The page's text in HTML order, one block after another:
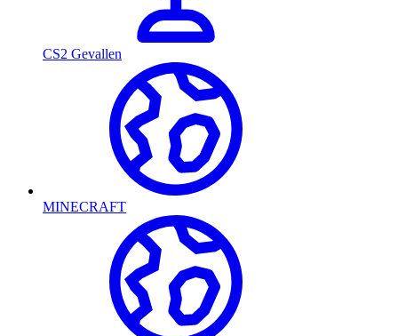
CS2 Gevallen
MINECRAFT